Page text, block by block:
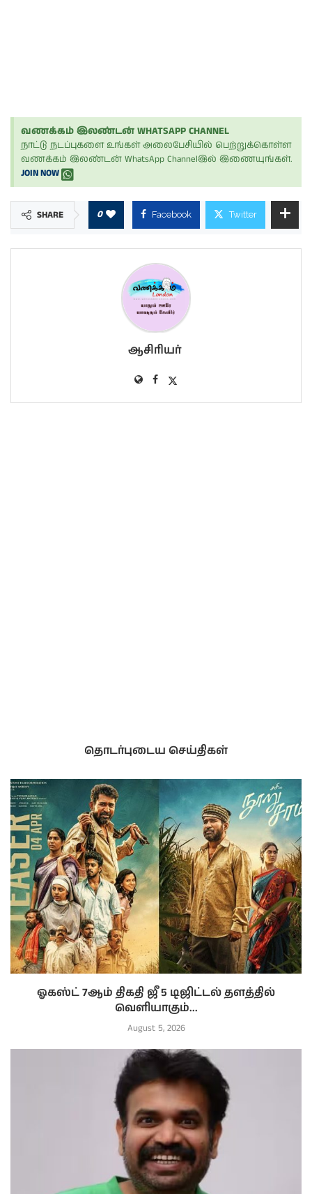
வணக்கம் இலண்டன் WHATSAPP CHANNEL
நாட்டு நடப்புகளை உங்கள் அலைபேசியில் பெற்றுக்கொள்ள
வணக்கம் இலண்டன் WhatsApp Channelஇல் இணையுங்கள்.
JOIN NOW
SHARE 0 Facebook Twitter
ஆசிரியர்
தொடர்புடைய செய்திகள்
ஓகஸ்ட் 7ஆம் திகதி ஜீ 5 டிஜிட்டல் தளத்தில்
வெளியாகும்...
August 5, 2026